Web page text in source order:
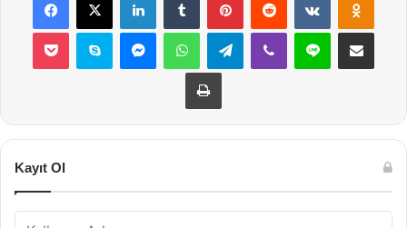
Pocket Skype MessengerWhatsAppTelegramViber Line E-Posta ile
Yazdır
Kayıt Ol